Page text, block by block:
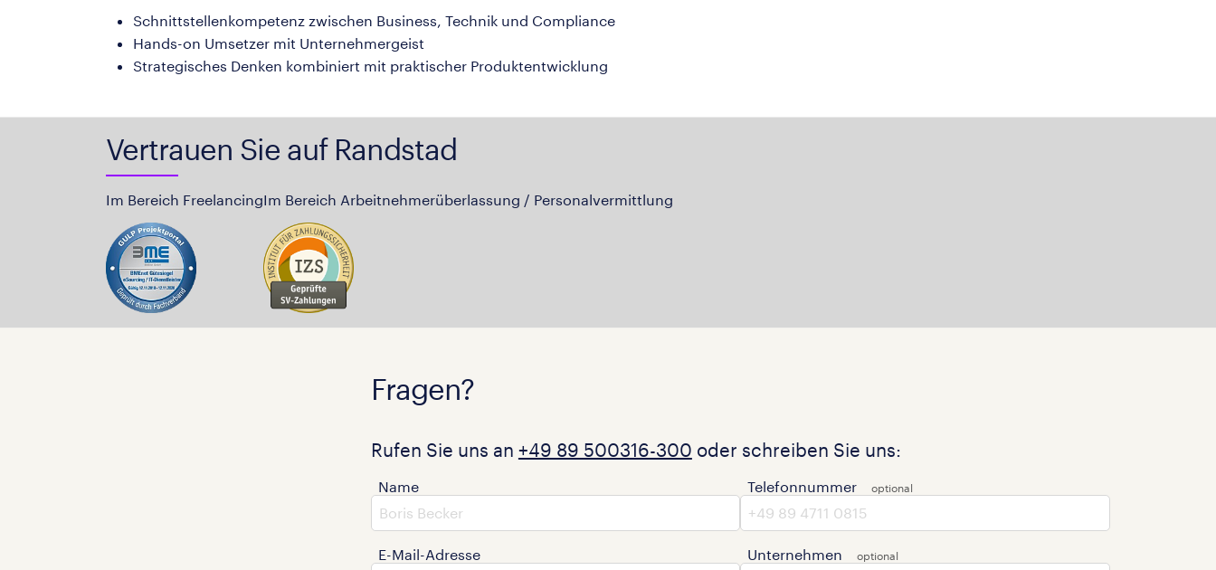
Schnittstellenkompetenz zwischen Business, Technik und Compliance
Hands-on Umsetzer mit Unternehmergeist
Strategisches Denken kombiniert mit praktischer Produktentwicklung
Vertrauen Sie auf Randstad
Im Bereich FreelancingIm Bereich Arbeitnehmerüberlassung / Personalvermittlung
Fragen?
Rufen Sie uns an +49 89 500316-300 oder schreiben Sie uns:
Name
E-Mail-Adresse
Telefonnummer
Unternehmen